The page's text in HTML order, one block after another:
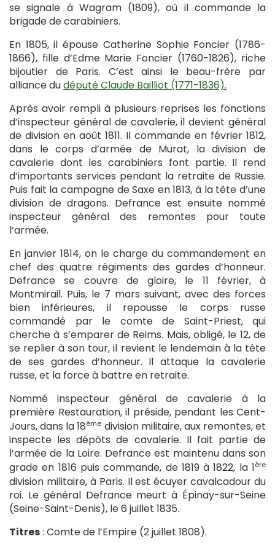
se signale à Wagram (1809), où il commande la
brigade de carabiniers.
En 1805, il épouse Catherine Sophie Foncier (1786-
1866), fille d’Edme Marie Foncier (1760-1826), riche
bijoutier de Paris. C’est ainsi le beau-frère par
alliance dudéputé Claude Bailliot (1771-1836).
Après avoir rempli à plusieurs reprises les fonctions
d’inspecteur général de cavalerie, il devient général
de division en août 1811. Il commande en février 1812,
dans le corps d’armée de Murat, la division de
cavalerie dont les carabiniers font partie. Il rend
d’importants services pendant la retraite de Russie.
Puis fait la campagne de Saxe en 1813, à la tête d’une
division de dragons. Defrance est ensuite nommé
inspecteur général des remontes pour toute
l’armée.
En janvier 1814, on le charge du commandement en
chef des quatre régiments des gardes d’honneur.
Defrance se couvre de gloire, le 11 février, à
Montmirail. Puis, le 7 mars suivant, avec des forces
bien inférieures, il repousse le corps russe
commandé par le comte de Saint-Priest, qui
cherche à s’emparer de Reims. Mais, obligé, le 12, de
se replier à son tour, il revient le lendemain à la tête
de ses gardes d’honneur. Il attaque la cavalerie
russe, et la force à battre en retraite.
Nommé inspecteur général de cavalerie à la
première Restauration, il préside, pendant les Cent-
Jours, dans la 18ème division militaire, aux remontes, et
inspecte les dépôts de cavalerie. Il fait partie de
l’armée de la Loire. Defrance est maintenu dans son
grade en 1816 puis commande, de 1819 à 1822, la 1ère
division militaire, à Paris. Il est écuyer cavalcadour du
roi. Le général Defrance meurt à Épinay-sur-Seine
(Seine-Saint-Denis), le 6 juillet 1835.
Titres: Comte de l’Empire (2 juillet 1808).